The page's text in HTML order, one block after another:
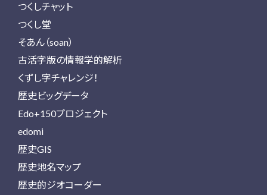
つくしチャット
つくし堂
そあん（soan）
古活字版の情報学的解析
くずし字チャレンジ！
歴史ビッグデータ
Edo+150プロジェクト
edomi
歴史GIS
歴史地名マップ
歴史的ジオコーダー